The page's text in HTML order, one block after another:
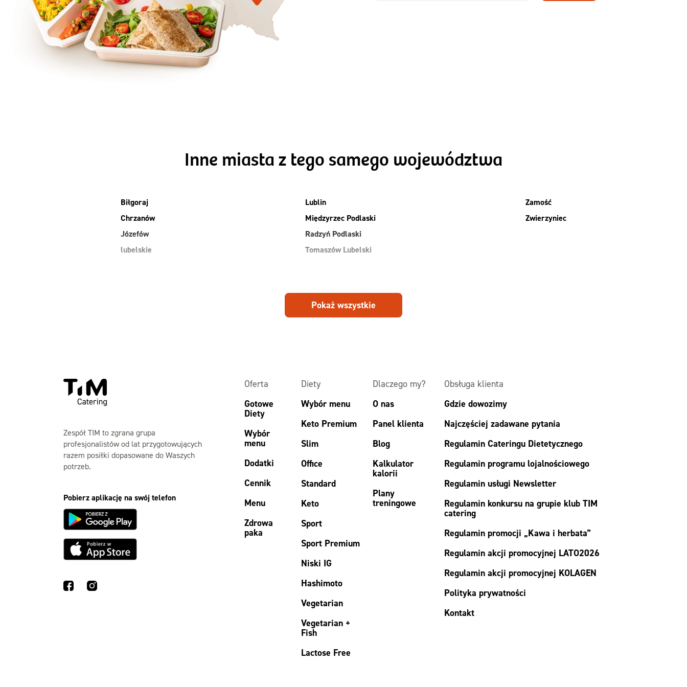
Zamów dietę!
Inne miasta z tego samego województwa
Biłgoraj
Chrzanów
Józefów
lubelskie
Lublin
Międzyrzec Podlaski
Radzyń Podlaski
Tomaszów Lubelski
Zamość
Zwierzyniec
Pokaż wszystkie
Zespół TIM to zgrana grupa
profesjonalistów od lat przygotowujących
razem posiłki dopasowane do Waszych
potrzeb.
Pobierz aplikację na swój telefon
Oferta
Gotowe
Diety
Wybór
menu
Dodatki
Cennik
Menu
Zdrowa
paka
Diety
Wybór menu
Keto Premium
Slim
Office
Standard
Keto
Sport
Sport Premium
Niski IG
Hashimoto
Vegetarian
Vegetarian +
Fish
Lactose Free
Dlaczego my?
O nas
Panel klienta
Blog
Kalkulator
kalorii
Plany
treningowe
Obsługa klienta
Gdzie dowozimy
Najczęściej zadawane pytania
Regulamin Cateringu Dietetycznego
Regulamin programu lojalnościowego
Regulamin usługi Newsletter
Regulamin konkursu na grupie klub TIM
catering
Regulamin promocji „Kawa i herbata”
Regulamin akcji promocyjnej LATO2026
Regulamin akcji promocyjnej KOLAGEN
Polityka prywatności
Kontakt